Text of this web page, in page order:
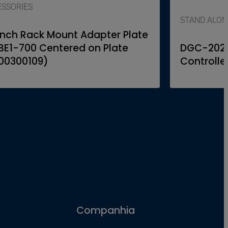
Rack Mount Adapter Plate
700 Centered on Plate
STAND
DGC-
Companhia